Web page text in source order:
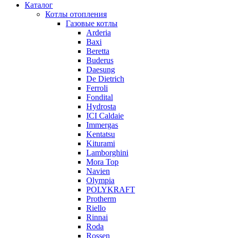
Каталог
Котлы отопления
Газовые котлы
Arderia
Baxi
Beretta
Buderus
Daesung
De Dietrich
Ferroli
Fondital
Hydrosta
ICI Caldaie
Immergas
Kentatsu
Kiturami
Lamborghini
Mora Top
Navien
Olympia
POLYKRAFT
Protherm
Riello
Rinnai
Roda
Rossen